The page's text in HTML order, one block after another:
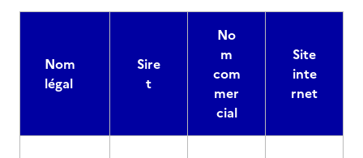
Nom
légal
Sire
t
No
m
com
mer
cial
Site
inte
rnet